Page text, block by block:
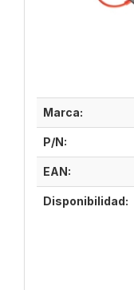
Marca:
P/N:
EAN:
Disponibilidad: